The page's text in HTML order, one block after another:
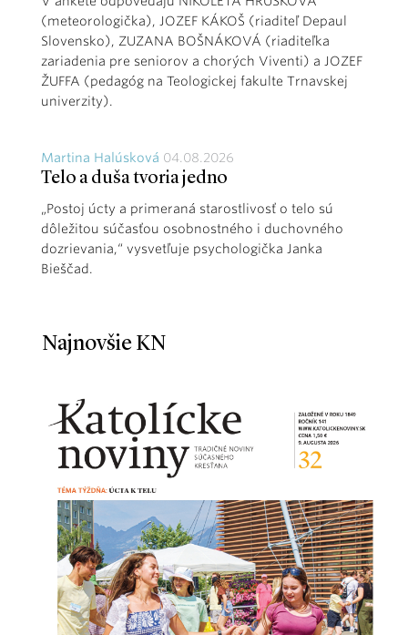
(meteorologička), JOZEF KÁKOŠ (riaditeľ Depaul
Slovensko), ZUZANA BOŠNÁKOVÁ (riaditeľka
zariadenia pre seniorov a chorých Viventi) a JOZEF
ŽUFFA (pedagóg na Teologickej fakulte Trnavskej
univerzity).
Martina Halúsková 04.08.2026
Telo a duša tvoria jedno
„Postoj úcty a primeraná starostlivosť o telo sú
dôležitou súčasťou osobnostného i duchovného
dozrievania,“ vysvetľuje psychologička Janka
Bieščad.
Najnovšie KN